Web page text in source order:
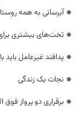
آبرسانی به همه روستاهای بالای ۲۰ خانوار
تخت‌های بیشتری
پدافند غیرعامل باید
نجات یک زندگی
برقراری دو پرواز